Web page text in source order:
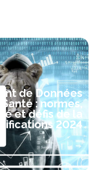
de Données
: normes,
et défis de la
2024